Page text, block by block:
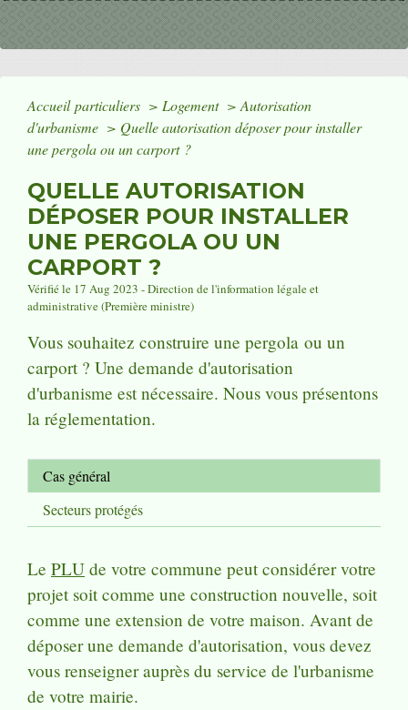
Accueil particuliers > Logement > Autorisation
d'urbanisme > Quelle autorisation déposer pour installer
une pergola ou un carport ?
QUELLE AUTORISATION
DÉPOSER POUR INSTALLER
UNE PERGOLA OU UN
CARPORT ?
Vérifié le 17 Aug 2023 - Direction de l'information légale et
administrative (Première ministre)
Vous souhaitez construire une pergola ou un
carport ? Une demande d'autorisation
d'urbanisme est nécessaire. Nous vous présentons
la réglementation.
Cas général
Secteurs protégés
Le PLU de votre commune peut considérer votre
projet soit comme une construction nouvelle, soit
comme une extension de votre maison. Avant de
déposer une demande d'autorisation, vous devez
vous renseigner auprès du service de l'urbanisme
de votre mairie.